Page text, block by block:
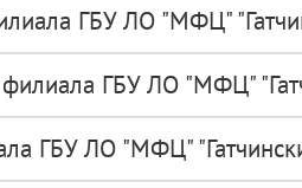
ГБУ ЛО "МФЦ"
ГБУ ЛО "МФЦ"
ГБУ ЛО "МФЦ"